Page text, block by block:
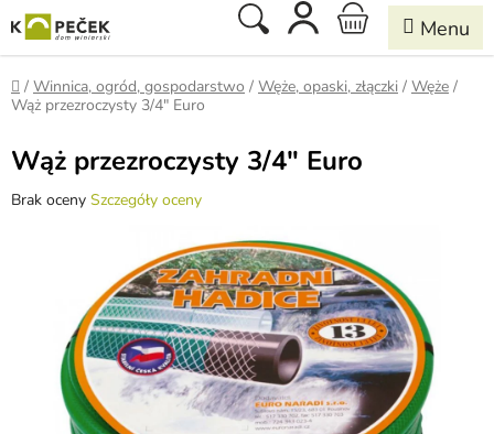
do
treści
Szukaj KOSZYK
Home
/ Winnica, ogród, gospodarstwo / Węże, opaski, złączki / Węże /
Wąż przezroczysty 3/4" Euro
Wąż przezroczysty 3/4" Euro
Średnia
gwiazdek.
Brak oceny Szczegóły oceny